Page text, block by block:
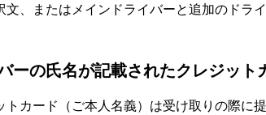
、またはメインドライバーと追加のドラ
ーの氏名が記載されたクレジット
カード（ご本人名義）は受け取りの際